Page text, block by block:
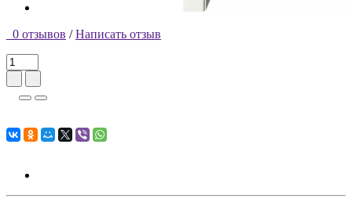
0 отзывов / Написать отзыв